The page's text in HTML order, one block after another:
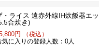
・ライス 遠赤外線IH炊飯器エ
合炊き)
円 （税込）
気に入りの登録人数：0人